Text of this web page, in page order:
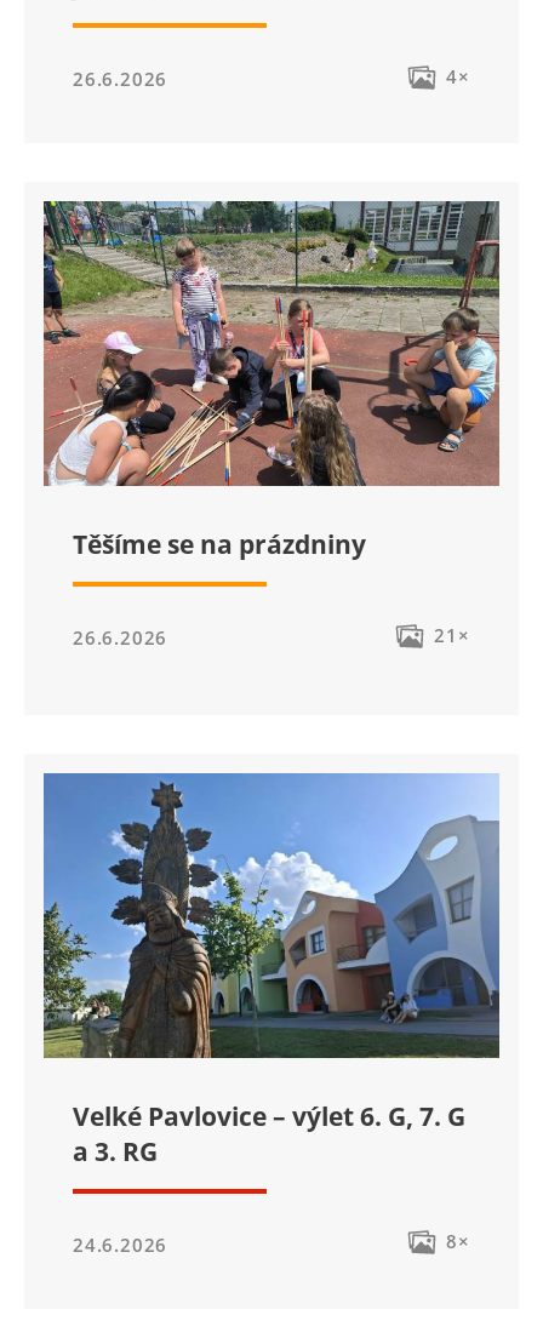
26.6.2026 4×
Těšíme se na prázdniny
26.6.2026 21×
Velké Pavlovice – výlet 6. G, 7. G
a 3. RG
24.6.2026 8×